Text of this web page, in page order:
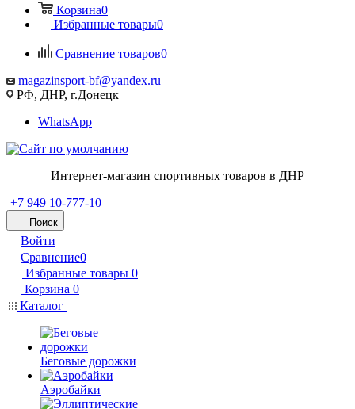
Корзина0
Избранные товары0
Сравнение товаров0
magazinsport-bf@yandex.ru
РФ, ДНР, г.Донецк
WhatsApp
Интернет-магазин спортивных товаров в ДНР
+7 949 10-777-10
Поиск
Войти
Сравнение0
Избранные товары 0
Корзина 0
Каталог
Беговые дорожки
Аэробайки